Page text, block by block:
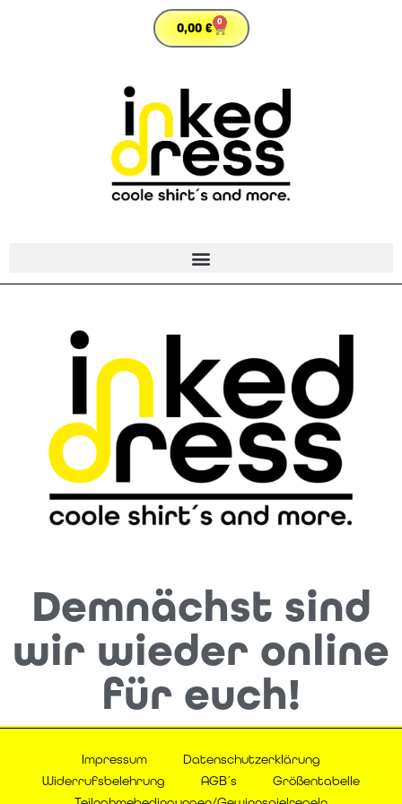
0,00€ 0
Demnächst sind
wir wieder online
für euch!
Impressum
Datenschutzerklärung
Widerrufsbelehrung
AGB´s
Größentabelle